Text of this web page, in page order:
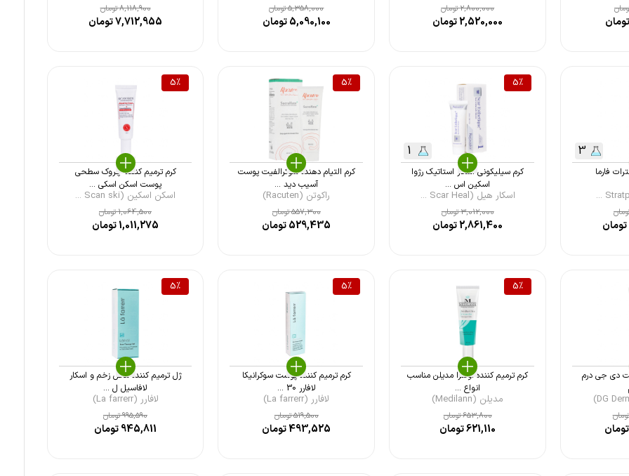
2,800,000تومان
2,520,000تومان
5,358,000تومان
5,090,100تومان
8,118,900تومان
7,712,955تومان
3
فارما
تومان
5%
1
کرم سیلیکونی اسکار استاتیک رژوا
اسکین اس ...
اسکار هیل (Scar Heal ...
3,012,000تومان
2,861,400تومان
5%
کرم التیام دهنده سوکرالفیت پوست
آسیب دید ...
راکوتن (Racuten)
557,300تومان
529,435تومان
5%
کرم ترمیم کننده چروک سطحی
پوست اسکن اسکی ...
اسکن اسکین (Scan ski ...
1,064,500تومان
1,011,275تومان
دی جی درم
تومان
5%
کرم ترمیم کننده اولترا مدیلن مناسب
انواع ...
مدیلن (Medilann)
653,800تومان
621,110تومان
5%
کرم ترمیم کننده پوست سوکرانیکا
لافارر 30 ...
لافارر (La farrerr)
519,500تومان
493,525تومان
5%
ژل ترمیم کننده محل زخم و اسکار
لافاسیل ل ...
لافارر (La farrerr)
995,590تومان
945,811تومان